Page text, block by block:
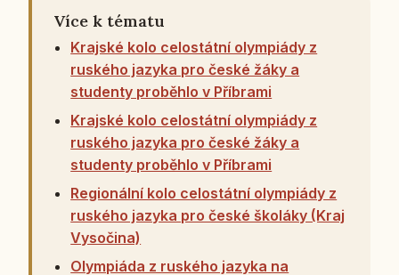
Více k tématu
Krajské kolo celostátní olympiády z
ruského jazyka pro české žáky a
studenty proběhlo v Příbrami
Krajské kolo celostátní olympiády z
ruského jazyka pro české žáky a
studenty proběhlo v Příbrami
Regionální kolo celostátní olympiády z
ruského jazyka pro české školáky (Kraj
Vysočina)
Olympiáda z ruského jazyka na